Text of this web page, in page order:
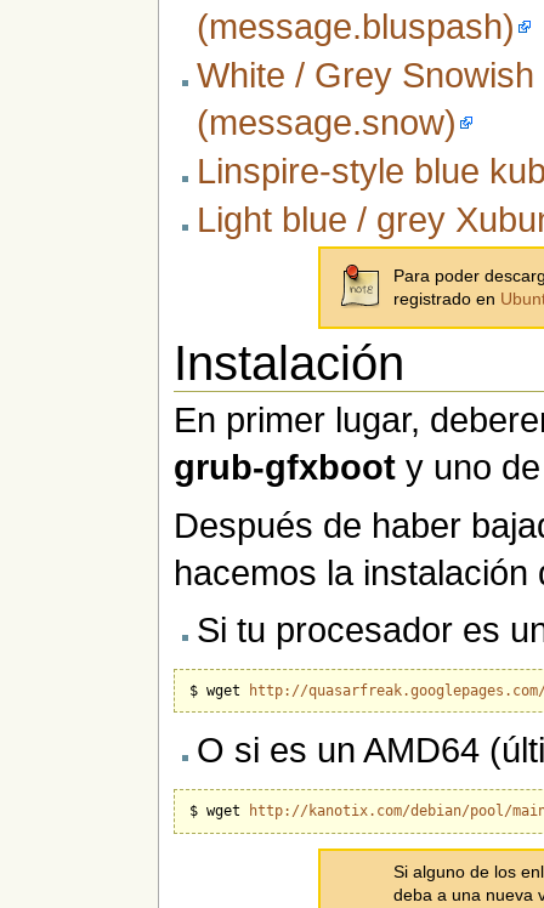
(message.bluspash)
White / Grey
(message.snow)
Linspire-style blue
Light blue / grey
Para poder
registrado en
Instalación
En primer lugar,
grub-gfxboot y uno
Después de haber
hacemos la instalación
Si tu procesador es
$ wget http://
O si es un AMD64
$ wget http://kanotix.com/debian/pool/
Si alguno de los
deba a una nueva